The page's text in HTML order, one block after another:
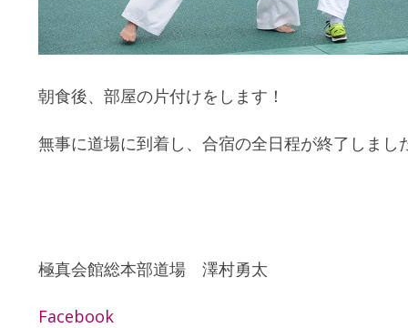
朝食後、部屋の片付けをします！
無事に道場に到着し、合宿の全日程が終了しまし
極真会館総本部道場 澤村勇太
Facebook